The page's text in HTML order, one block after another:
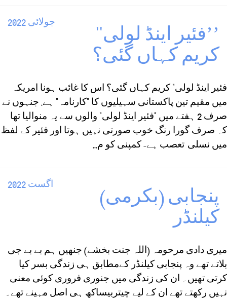
جولائی 2022
’’فئیر اینڈ لولی‘‘
کریم کہاں گئی؟
فئیر اینڈ لولی" کریم کہاں گئی؟ اس کا غائب ہونا امریکہ
میں مقیم تین پاکستانی سہیلیوں کا "کارنامہ" ہے. جنہوں نے
صرف 2 ہفتے میں "فئیر اینڈ لولی" والوں سے یہ منوالیا تھا
کہ صرف گورا رنگ خوب صورتی نہیں ہوتا اور فئیر کے لفظ
میں نسلی تعصب ہے- کمپنی کو م...
اگست 2022
پنجابی (بکرمی)
کیلنڈر
میری دادی مرحومہ (اللہ جنت بخشے) جنھیں ہم بے بے جی
بلاتے تھے وہ پنجابی کیلنڈر کےمطابق ہی زندگی بسر کیا
کرتی تھیں۔ ان کی زندگی میں جنوری فروری کوئی معنی
نہیں رکھتے تھے ان کے لیے چیتربیساکھ ہی اصل مہینے تھے۔